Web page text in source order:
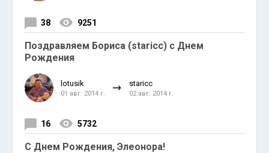
38 9251
Поздравляем Бориса (staricc) с Днем
Рождения
lotusik
01 авг. 2014 г.
staricc
02 авг. 2014 г.
16 5732
C Днем Рождения, Элеонора!